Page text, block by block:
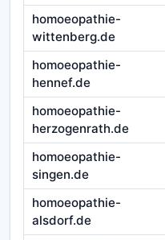
homoeopathie-
wittenberg.de
homoeopathie-
hennef.de
homoeopathie-
herzogenrath.de
homoeopathie-
singen.de
homoeopathie-
alsdorf.de